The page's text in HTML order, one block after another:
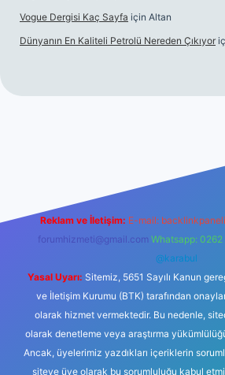
Vogue Dergisi Kaç Sayfa için Altan
Dünyanın En Kaliteli Petrolü Nereden Çıkıyor
Reklam ve İletişim: E-mail:
forumhizmeti@gmail.com Whatsapp:
@karabul
Yasal Uyarı: Sitemiz, 5651 Sayılı Kanun
ve İletişim Kurumu (BTK) tarafından
olarak hizmet vermektedir. Bu nedenle,
olarak denetleme veya araştırma
Ancak, üyelerimiz yazdıkları içeriklerin
siteye üye olarak bu sorumluluğu kabul